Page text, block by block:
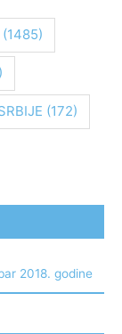
(172)
2018. godine